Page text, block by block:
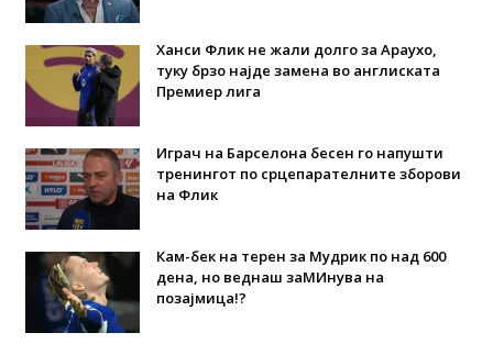
Ханси Флик не жали долго за Араухо,
туку брзо најде замена во англиската
Премиер лига
Играч на Барселона бесен го напушти
тренингот по срцепарателните зборови
на Флик
Кам-бек на терен за Мудрик по над 600
дена, но веднаш заМИнува на
позајмица!?